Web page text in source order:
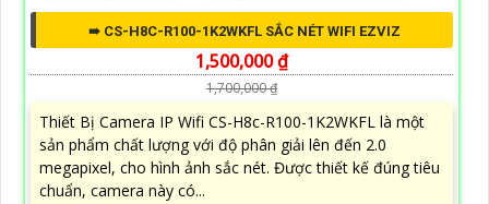
➠ CS-H8C-R100-1K2WKFL SẮC NÉT WIFI EZVIZ
1,500,000 ₫
1,700,000 ₫
Thiết Bị Camera IP Wifi CS-H8c-R100-1K2WKFL là một
sản phẩm chất lượng với độ phân giải lên đến 2.0
megapixel, cho hình ảnh sắc nét. Được thiết kế đúng tiêu
chuẩn, camera này có...